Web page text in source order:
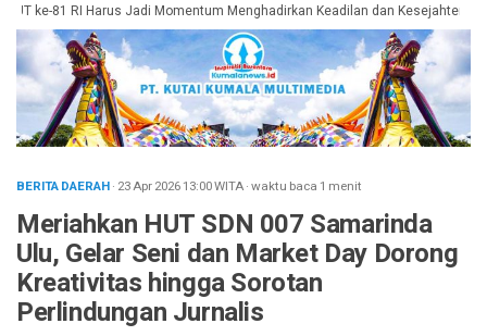
ke-81 RI Harus Jadi Momentum Menghadirkan Keadilan dan Kesejahteraan
BERITA DAERAH· 23 Apr 202613:00WITA·waktu baca 1 menit
Meriahkan HUT SDN 007 Samarinda
Ulu, Gelar Seni dan Market Day Dorong
Kreativitas hingga Sorotan
Perlindungan Jurnalis